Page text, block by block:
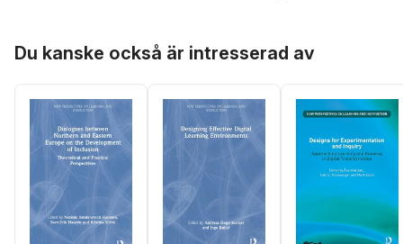
Du kanske också är intresserad av